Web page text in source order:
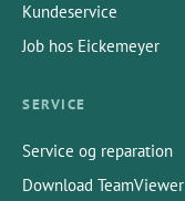
Kundeservice
Job hos Eickemeyer
SERVICE
Service og reparation
Download TeamViewer